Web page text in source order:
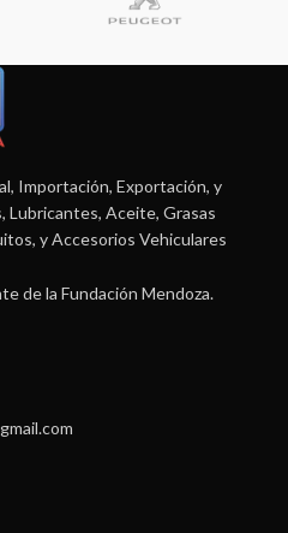
Importación, Exportación, y
Lubricantes, Aceite, Grasas
y Accesorios Vehiculares
de la Fundación Mendoza.